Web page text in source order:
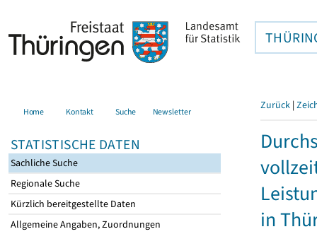
Home Kontakt Suche Newsletter
STATISTISCHE DATEN
Sachliche Suche
Regionale Suche
Kürzlich bereitgestellte Daten
Allgemeine Angaben, Zuordnungen
Zurück |
in